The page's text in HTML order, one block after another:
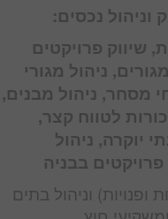
נכסים:
שיווק פרויקטים
ניהול מגורי
מסחר, ניהול מבנים,
לטווח קצר,
יוקרה, ניהול
פרויקטים בבניה
ופנויות) וניהול בתים